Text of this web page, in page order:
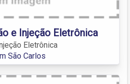
e Injeção Eletrônica
Eletrônica
São Carlos